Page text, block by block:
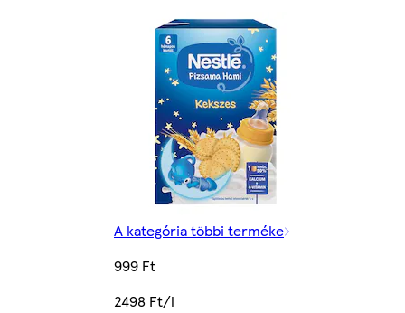
A kategória többi terméke
999 Ft
2498 Ft/l